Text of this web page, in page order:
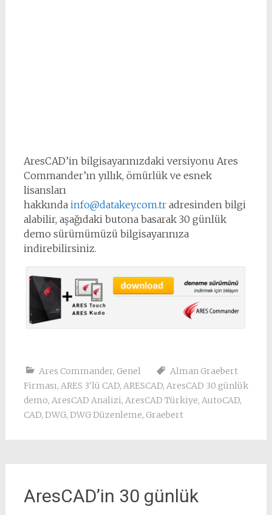
AresCAD’in bilgisayarınızdaki versiyonu Ares
Commander’ın yıllık, ömürlük ve esnek
lisansları
hakkında info@datakey.com.tradresinden bilgi
alabilir, aşağıdaki butona basarak 30 günlük
demo sürümümüzü bilgisayarınıza
indirebilirsiniz.
Ares Commander, Genel
Alman Graebert
Firması, ARES 3'lü CAD, ARESCAD, AresCAD 30 günlük
demo, AresCAD Analizi, AresCAD Türkiye, AutoCAD,
CAD, DWG, DWG Düzenleme, Graebert
AresCAD’in 30 günlük